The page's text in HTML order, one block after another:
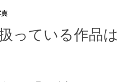
っている作品